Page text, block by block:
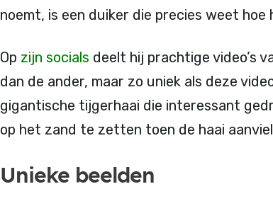
noemt, is een duiker die precies weet hoe
Op zijn socials deelt hij prachtige video’s
dan de ander, maar zo uniek als deze
gigantische tijgerhaai die interessant
op het zand te zetten toen de haai
Unieke beelden